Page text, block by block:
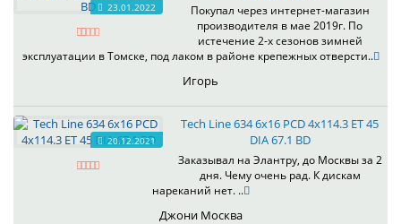
23.01.2022
Покупал через интернет-магазин
производителя в мае 2019г. По
истечение 2-х сезонов зимней
эксплуатации в Томске, под лаком в районе крепежных отверсти..
Игорь
20.12.2021
Tech Line 634 6x16 PCD 4x114.3 ET 45
DIA 67.1 BD
Заказывал на Элантру, до Москвы за 2
дня. Чему очень рад. К дискам
нареканий нет. ..
Джони Москва